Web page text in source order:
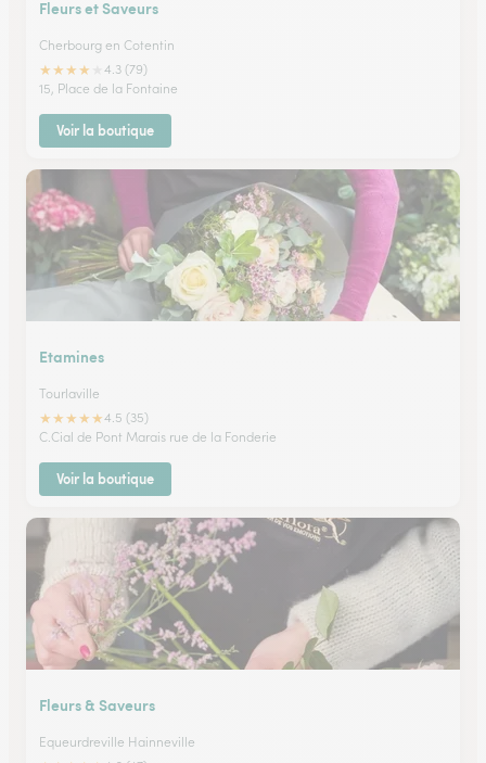
Fleurs et Saveurs
Cherbourg en Cotentin
★★★★
4.3 (79)
15, Place de la Fontaine
Voir la boutique
Etamines
Tourlaville
★★★★★4.5 (35)
C.Cial de Pont Marais rue de la Fonderie
Voir la boutique
Fleurs & Saveurs
Equeurdreville Hainneville